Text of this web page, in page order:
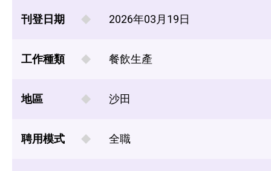
刊登日期 2026年03月19日
工作種類 餐飲生產
地區 沙田
聘用模式 全職